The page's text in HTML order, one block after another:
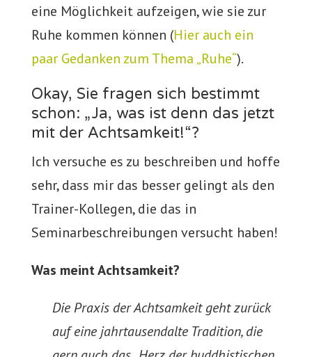
eine Möglichkeit aufzeigen, wie sie zur
Ruhe kommen können (Hier auch ein
paar Gedanken zum Thema „Ruhe“).
Okay, Sie fragen sich bestimmt
schon: „Ja, was ist denn das jetzt
mit der Achtsamkeit!“?
Ich versuche es zu beschreiben und hoffe
sehr, dass mir das besser gelingt als den
Trainer-Kollegen, die das in
Seminarbeschreibungen versucht haben!
Was meint Achtsamkeit?
Die Praxis der Achtsamkeit geht zurück
auf eine jahrtausendalte Tradition, die